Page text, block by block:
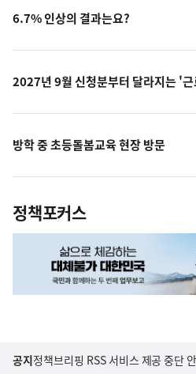
6.7% 인상의 결과는요?
2027년 9월 신청분부터 달라지는 '
방학 중 초등돌봄교육 현장 방문
정책포커스
공지정책브리핑 RSS 서비스 제공 중단